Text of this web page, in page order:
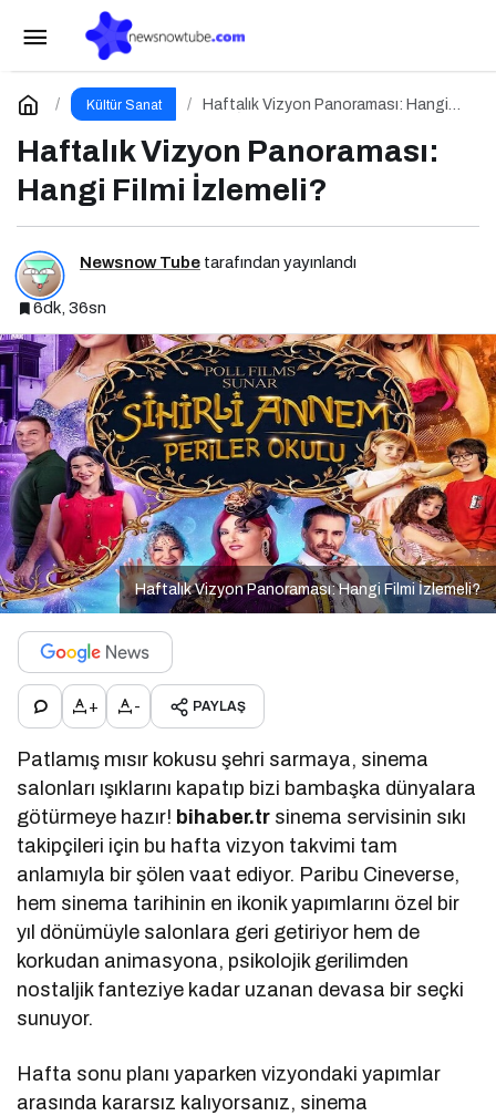
Kültür Sanat
Haftalık Vizyon Panoraması: Hangi
Haftalık Vizyon Panoraması:
Hangi Filmi İzlemeli?
Newsnow Tube tarafından yayınlandı
6dk, 36sn
Haftalık Vizyon Panoraması: Hangi Filmi İzlemeli?
+ - PAYLAŞ
Patlamış mısır kokusu şehri sarmaya, sinema
salonları ışıklarını kapatıp bizi bambaşka dünyalara
götürmeye hazır! bihaber.tr sinema servisinin sıkı
takipçileri için bu hafta vizyon takvimi tam
anlamıyla bir şölen vaat ediyor. Paribu Cineverse,
hem sinema tarihinin en ikonik yapımlarını özel bir
yıl dönümüyle salonlara geri getiriyor hem de
korkudan animasyona, psikolojik gerilimden
nostaljik fanteziye kadar uzanan devasa bir seçki
sunuyor.
Hafta sonu planı yaparken vizyondaki yapımlar
arasında kararsız kalıyorsanız, sinema
Haftanın Bombası: Şeytan Marka Giyer 2
Yorum Yap